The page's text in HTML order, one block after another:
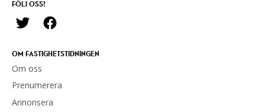
FÖLJ OSS!
OM FASTIGHETSTIDNINGEN
Om oss
Prenumerera
Annonsera